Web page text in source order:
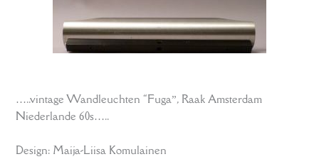
…..vintage Wandleuchten “Fuga”, Raak Amsterdam
Niederlande 60s…..
Design: Maija-Liisa Komulainen